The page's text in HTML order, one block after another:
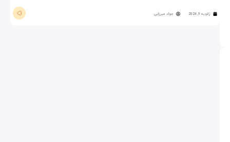
ژانویه 9, 2024 جواد میرزایی